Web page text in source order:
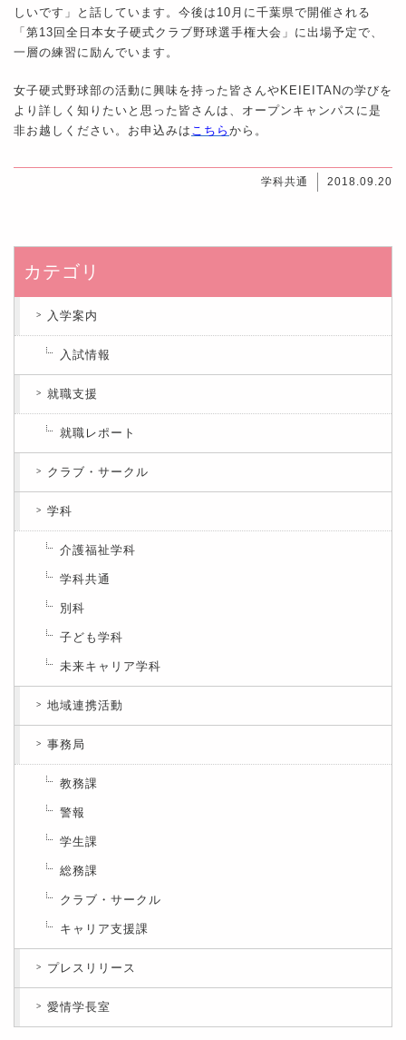
しいです」と話しています。今後は10月に千葉県で開催される
「第13回全日本女子硬式クラブ野球選手権大会」に出場予定で、
一層の練習に励んでいます。
女子硬式野球部の活動に興味を持った皆さんやKEIEITANの学びを
より詳しく知りたいと思った皆さんは、オープンキャンパスに是
非お越しください。お申込みは こちら から。
学科共通 2018.09.20
カテゴリ
入学案内
入試情報
就職支援
就職レポート
クラブ・サークル
学科
介護福祉学科
学科共通
別科
子ども学科
未来キャリア学科
地域連携活動
事務局
教務課
警報
学生課
総務課
クラブ・サークル
キャリア支援課
プレスリリース
愛情学長室